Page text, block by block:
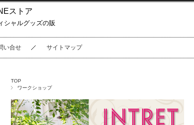
ストア
シャルグッズの販
い合せ サイトマップ
TOP
ワークショップ